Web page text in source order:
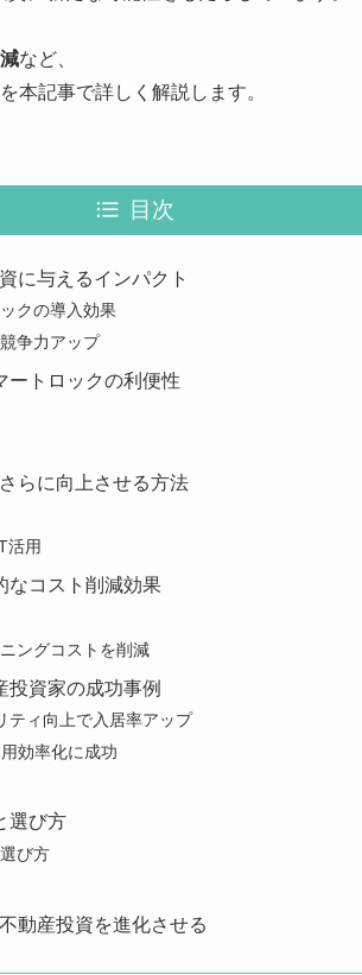
など、
本記事で詳しく解説します。
目次
に与えるインパクト
クの導入効果
争力アップ
ートロックの利便性
らに向上させる方法
活用
なコスト削減効果
ングコストを削減
投資家の成功事例
ティ向上で入居率アップ
効率化に成功
選び方
び方
動産投資を進化させる